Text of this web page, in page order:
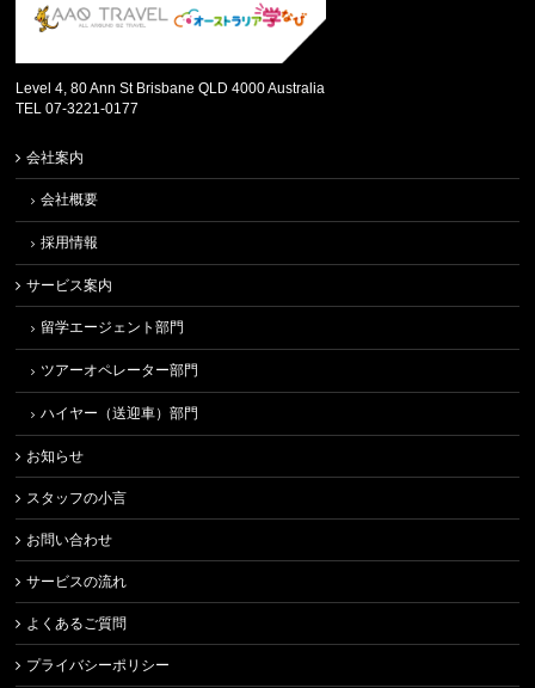
Level 4, 80 Ann St Brisbane QLD 4000 Australia
TEL 07-3221-0177
会社案内
会社概要
採用情報
サービス案内
留学エージェント部門
ツアーオペレーター部門
ハイヤー（送迎車）部門
お知らせ
スタッフの小言
お問い合わせ
サービスの流れ
よくあるご質問
プライバシーポリシー